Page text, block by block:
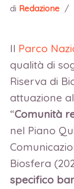
di Redazione /
Il Parco
qualità di
Riserva di
attuazione
“Comunità
nel Piano
Biosfera
specifico